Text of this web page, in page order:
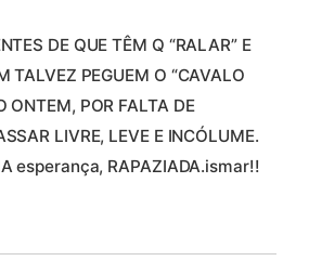
DE QUE TÊM Q “RALAR” E
TALVEZ PEGUEM O “CAVALO
ONTEM, POR FALTA DE
LIVRE, LEVE E INCÓLUME.
esperança, RAPAZIADA.ismar!!